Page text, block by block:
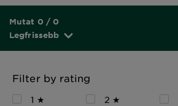
Mutat 0 / 0
Legfrissebb
Filter by rating
1 ★ 2 ★